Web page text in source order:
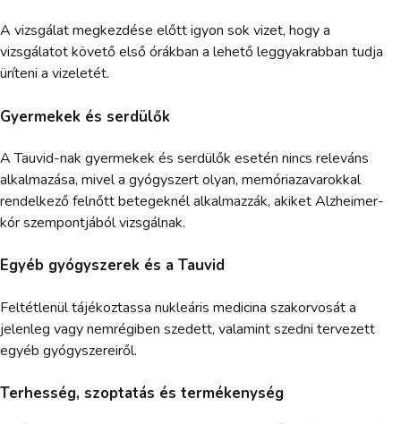
A vizsgálat megkezdése előtt igyon sok vizet, hogy a
vizsgálatot követő első órákban a lehető leggyakrabban tudja
üríteni a vizeletét.
Gyermekek és serdülők
A Tauvid-nak gyermekek és serdülők esetén nincs releváns
alkalmazása, mivel a gyógyszert olyan, memóriazavarokkal
rendelkező felnőtt betegeknél alkalmazzák, akiket Alzheimer-
kór szempontjából vizsgálnak.
Egyéb gyógyszerek és a Tauvid
Feltétlenül tájékoztassa nukleáris medicina szakorvosát a
jelenleg vagy nemrégiben szedett, valamint szedni tervezett
egyéb gyógyszereiről.
Terhesség, szoptatás és termékenység